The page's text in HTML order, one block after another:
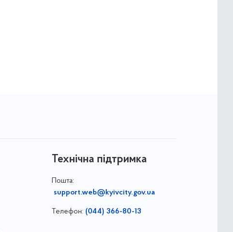
Технічна підтримка
Пошта:
support.web@kyivcity.gov.ua
Телефон: (044) 366-80-13